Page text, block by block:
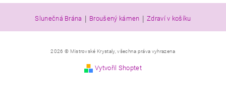
Slunečná Brána Broušený kámen Zdraví v košíku
2026 © Mistrovské Krystaly, všechna práva vyhrazena
Vytvořil Shoptet